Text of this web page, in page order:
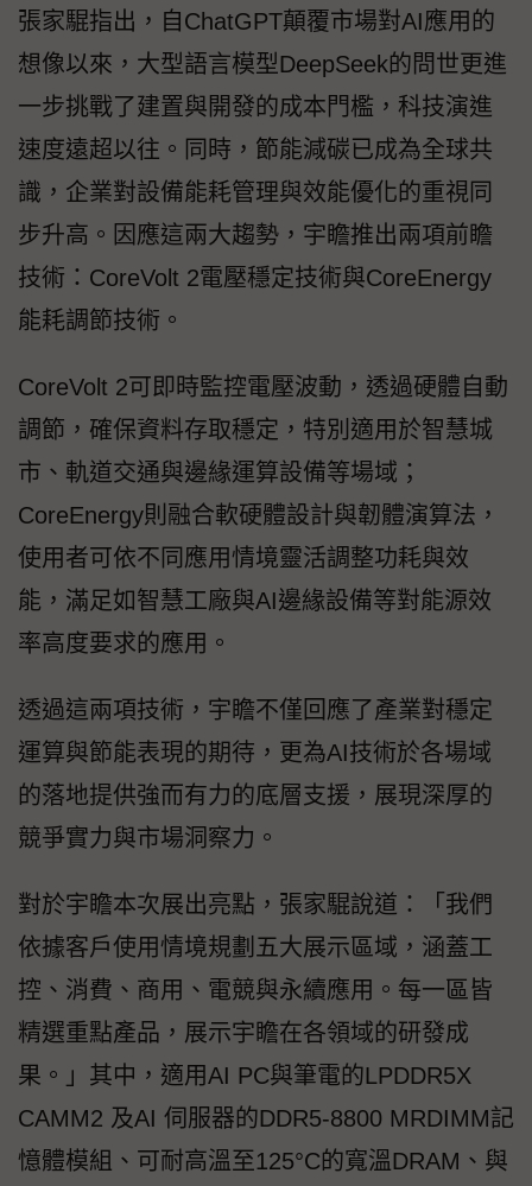
張家騉指出，自ChatGPT顛覆市場對AI應用的
想像以來，大型語言模型DeepSeek的問世更進
一步挑戰了建置與開發的成本門檻，科技演進
速度遠超以往。同時，節能減碳已成為全球共
識，企業對設備能耗管理與效能優化的重視同
步升高。因應這兩大趨勢，宇瞻推出兩項前瞻
技術：CoreVolt 2電壓穩定技術與CoreEnergy
能耗調節技術。
CoreVolt 2可即時監控電壓波動，透過硬體自動
調節，確保資料存取穩定，特別適用於智慧城
市、軌道交通與邊緣運算設備等場域；
CoreEnergy則融合軟硬體設計與韌體演算法，
使用者可依不同應用情境靈活調整功耗與效
能，滿足如智慧工廠與AI邊緣設備等對能源效
率高度要求的應用。
透過這兩項技術，宇瞻不僅回應了產業對穩定
運算與節能表現的期待，更為AI技術於各場域
的落地提供強而有力的底層支援，展現深厚的
競爭實力與市場洞察力。
對於宇瞻本次展出亮點，張家騉說道：「我們
依據客戶使用情境規劃五大展示區域，涵蓋工
控、消費、商用、電競與永續應用。每一區皆
精選重點產品，展示宇瞻在各領域的研發成
果。」其中，適用AI PC與筆電的LPDDR5X
CAMM2 及AI 伺服器的DDR5-8800 MRDIMM記
憶體模組、可耐高溫至125°C的寬溫DRAM、與